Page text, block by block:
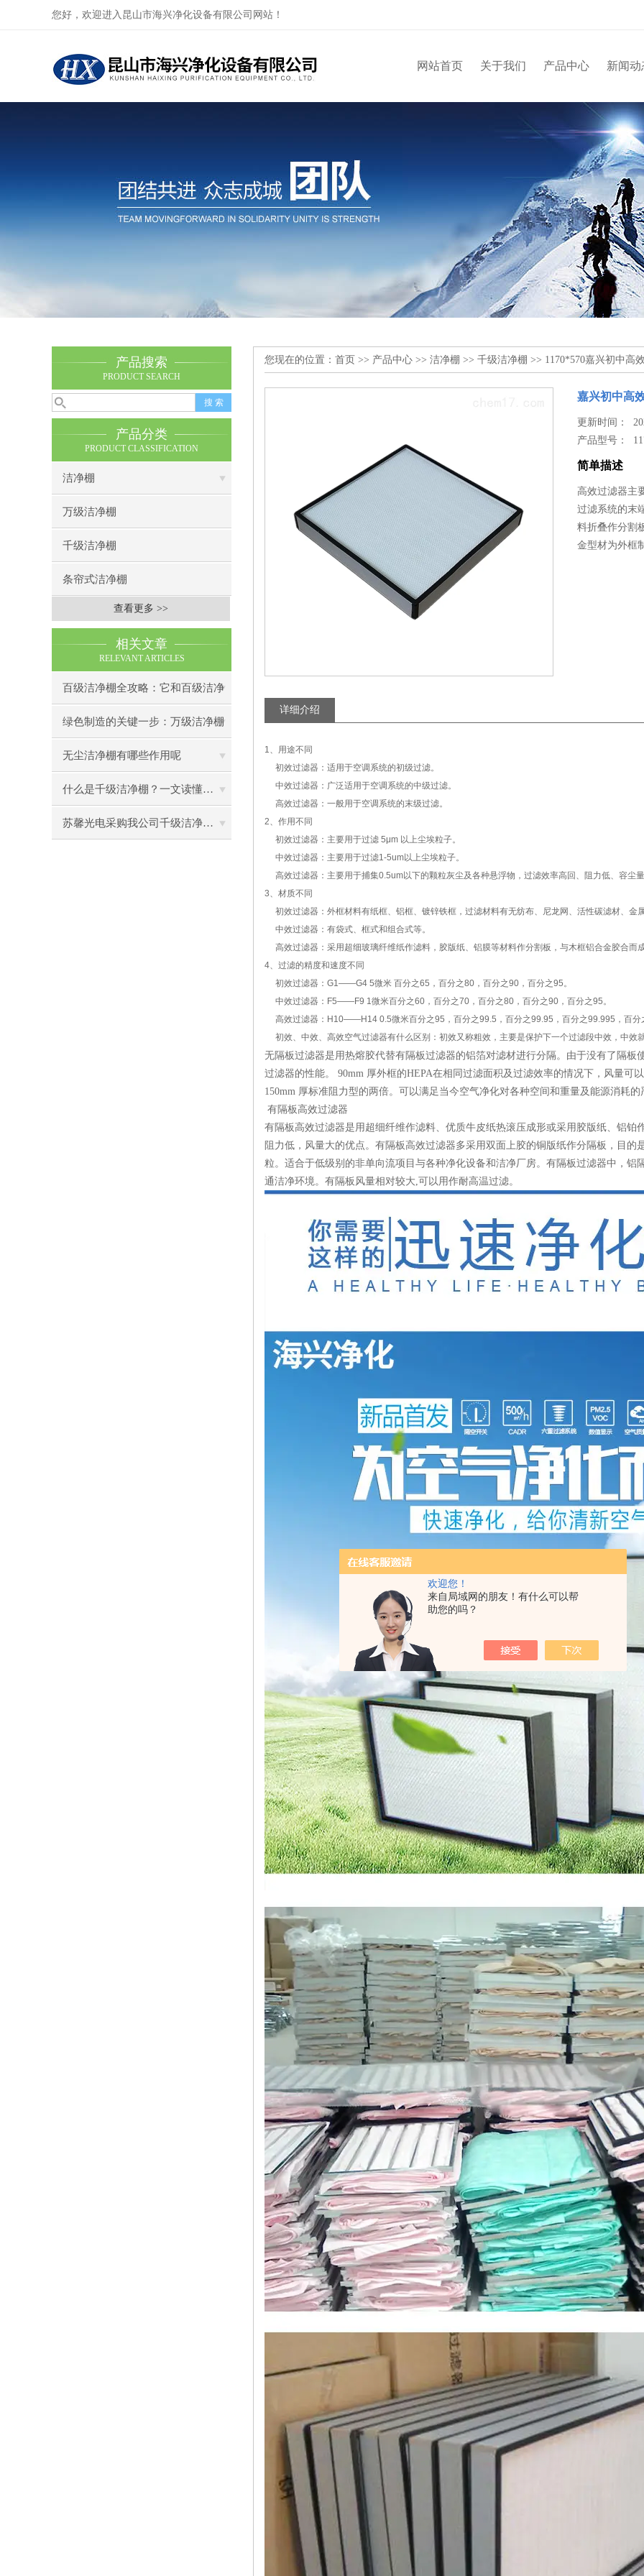
欢迎您！
来自局域网的朋友！有什么可以帮
助您的吗？
您好，欢迎进入昆山市海兴净化设备有限公司网站！
网站首页 关于我们 产品中心 新闻动
产品搜索
PRODUCT SEARCH
产品分类
PRODUCT CLASSIFICATION
洁净棚
万级洁净棚
千级洁净棚
条帘式洁净棚
查看更多 >>
相关文章
RELEVANT ARTICLES
百级洁净棚全攻略：它和百级洁净
室到底有什么区别？
绿色制造的关键一步：万级洁净棚
助力环保型半导体产业发展
无尘洁净棚有哪些作用呢
什么是千级洁净棚？一文读懂其结构特点与局部净化优势
苏馨光电采购我公司千级洁净棚普通工作台一批（7月07日）已顺利交货
您现在的位置： 首页 >> 产品中心 >> 洁净棚 >> 千级洁净棚 >> 1170*570嘉兴初中高
嘉兴初中高
更新时间：
产品型号：
简单描述
高效过滤器主
过滤系统的末
料折叠作分割
金型材为外框
详细介绍
1、用途不同
初效过滤器：适用于空调系统的初级过滤。
中效过滤器：广泛适用于空调系统的中级过滤。
高效过滤器：一般用于空调系统的末级过滤。
2、作用不同
初效过滤器：主要用于过滤 5μm 以上尘埃粒子。
中效过滤器：主要用于过滤1-5um以上尘埃粒子。
高效过滤器：主要用于捕集0.5um以下的颗粒灰尘及各种悬浮物，过滤效率高回、阻力低、容尘量
3、材质不同
初效过滤器：外框材料有纸框、铝框、镀锌铁框，过滤材料有无纺布、尼龙网、活性碳滤材、金属
中效过滤器：有袋式、框式和组合式等。
高效过滤器：采用超细玻璃纤维纸作滤料，胶版纸、铝膜等材料作分割板，与木框铝合金胶合而成
4、过滤的精度和速度不同
初效过滤器：G1——G4 5微米 百分之65，百分之80，百分之90，百分之95。
中效过滤器：F5——F9 1微米百分之60，百分之70，百分之80，百分之90，百分之95。
高效过滤器：H10——H14 0.5微米百分之95，百分之99.5，百分之99.95，百分之99.995，百分
初效、中效、高效空气过滤器有什么区别：初效又称粗效，主要是保护下一个过滤段中效，中效
无隔板过滤器是用热熔胶代替有隔板过滤器的铝箔对滤材进行分隔。由于没有了隔板
过滤器的性能。 90mm 厚外框的HEPA在相同过滤面积及过滤效率的情况下，风量可
150mm 厚标准阻力型的两倍。可以满足当今空气净化对各种空间和重量及能源消耗的
有隔板高效过滤器
有隔板高效过滤器是用超细纤维作滤料、优质牛皮纸热滚压成形或采用胶版纸、铝铂
阻力低，风量大的优点。有隔板高效过滤器多采用双面上胶的铜版纸作分隔板，目
粒。适合于低级别的非单向流项目与各种净化设备和洁净厂房。有隔板过滤器中，
通洁净环境。有隔板风量相对较大,可以用作耐高温过滤。